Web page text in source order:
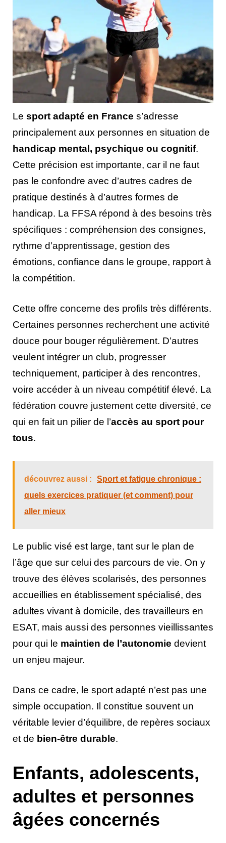
Le sport adapté en France s’adresse
principalement aux personnes en situation de
handicap mental, psychique ou cognitif.
Cette précision est importante, car il ne faut
pas le confondre avec d’autres cadres de
pratique destinés à d’autres formes de
handicap. La FFSA répond à des besoins très
spécifiques : compréhension des consignes,
rythme d’apprentissage, gestion des
émotions, confiance dans le groupe, rapport à
la compétition.
Cette offre concerne des profils très différents.
Certaines personnes recherchent une activité
douce pour bouger régulièrement. D’autres
veulent intégrer un club, progresser
techniquement, participer à des rencontres,
voire accéder à un niveau compétitif élevé. La
fédération couvre justement cette diversité, ce
qui en fait un pilier de l’accès au sport pour
tous.
découvrez aussi :
Sport et fatigue chronique :
quels exercices pratiquer (et comment) pour
aller mieux
Le public visé est large, tant sur le plan de
l’âge que sur celui des parcours de vie. On y
trouve des élèves scolarisés, des personnes
accueillies en établissement spécialisé, des
adultes vivant à domicile, des travailleurs en
ESAT, mais aussi des personnes vieillissantes
pour qui le maintien de l’autonomie devient
un enjeu majeur.
Dans ce cadre, le sport adapté n’est pas une
simple occupation. Il constitue souvent un
véritable levier d’équilibre, de repères sociaux
et de bien-être durable.
Enfants, adolescents,
adultes et personnes
âgées concernés